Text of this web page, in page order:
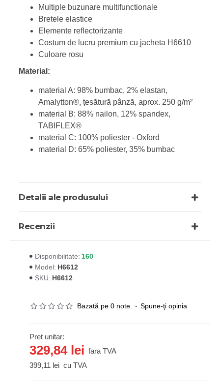
Multiple buzunare multifunctionale
Bretele elastice
Elemente reflectorizante
Costum de lucru premium cu jacheta H6610
Culoare rosu
Material:
material A: 98% bumbac, 2% elastan,
Amalytton®, țesătură pânză, aprox. 250 g/m²
material B: 88% nailon, 12% spandex,
TABIFLEX®
material C: 100% poliester - Oxford
material D: 65% poliester, 35% bumbac
Detalii ale produsului
Recenzii
Disponibilitate: 160
Model: H6612
SKU: H6612
Bazată pe 0 note. - Spune-ţi opinia
Pret unitar:
329,84 lei fara TVA
399,11 lei cu TVA